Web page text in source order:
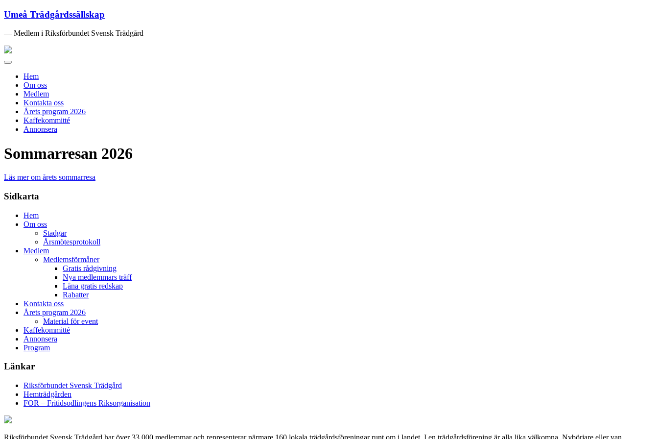
Umeå Trädgårdssällskap
— Medlem i Riksförbundet Svensk Trädgård
Toggle
navigation
Hem
Om oss
Medlem
Kontakta oss
Årets program 2026
Kaffekommitté
Annonsera
Sommarresan 2026
Läs mer om årets sommarresa
Sidkarta
Hem
Om oss
Stadgar
Årsmötesprotokoll
Medlem
Medlemsförmåner
Gratis rådgivning
Nya medlemmars träff
Låna gratis redskap
Rabatter
Kontakta oss
Årets program 2026
Material för event
Kaffekommitté
Annonsera
Program
Länkar
Riksförbundet Svensk Trädgård
Hemträdgården
FOR – Fritidsodlingens Riksorganisation